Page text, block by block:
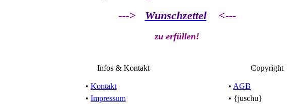
---> Wunschzettel <---
zu erfüllen!
Infos & Kontakt Copyright
• Kontakt
• Impressum
• AGB
• {juschu}